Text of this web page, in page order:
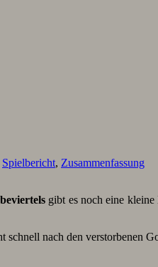
Spielbericht, Zusammenfassung
gibt es noch eine
schnell nach den verstorbenen